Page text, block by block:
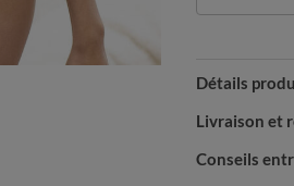
Détails
Livraison et
Conseils